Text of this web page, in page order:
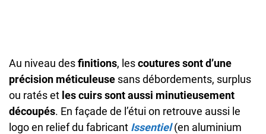
Au niveau desfinitions, lescoutures sont d’une
précision méticuleuse sans débordements, surplus
ou ratés et les cuirs sont aussi minutieusement
découpés. En façade de l’étui on retrouve aussi le
logo en relief du fabricant Issentiel(en aluminium